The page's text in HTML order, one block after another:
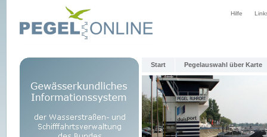
Hilfe
Start Pegelauswahl über Karte